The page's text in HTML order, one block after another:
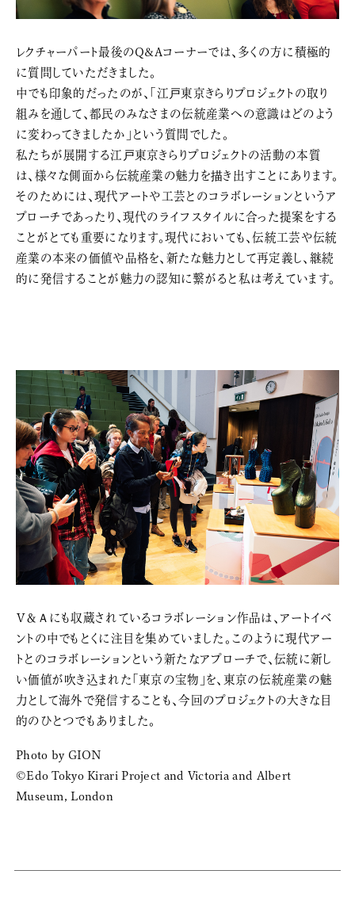
レクチャーパート最後のQ&Aコーナーでは、多くの方に積極的
に質問していただきました。
中でも印象的だったのが、「江戸東京きらりプロジェクトの取り
組みを通して、都民のみなさまの伝統産業への意識はどのよう
に変わってきましたか」という質問でした。
私たちが展開する江戸東京きらりプロジェクトの活動の本質
は、様々な側面から伝統産業の魅力を描き出すことにあります。
そのためには、現代アートや工芸とのコラボレーションというア
プローチであったり、現代のライフスタイルに合った提案をする
ことがとても重要になります。現代においても、伝統工芸や伝統
産業の本来の価値や品格を、新たな魅力として再定義し、継続
的に発信することが魅力の認知に繋がると私は考えています。
Ｖ＆Ａにも収蔵されているコラボレーション作品は、アートイベ
ントの中でもとくに注目を集めていました。このように現代アー
トとのコラボレーションという新たなアプローチで、伝統に新し
い価値が吹き込まれた「東京の宝物」を、東京の伝統産業の魅
力として海外で発信することも、今回のプロジェクトの大きな目
的のひとつでもありました。
Photo by GION
©︎Edo Tokyo Kirari Project and Victoria and Albert
Museum, London